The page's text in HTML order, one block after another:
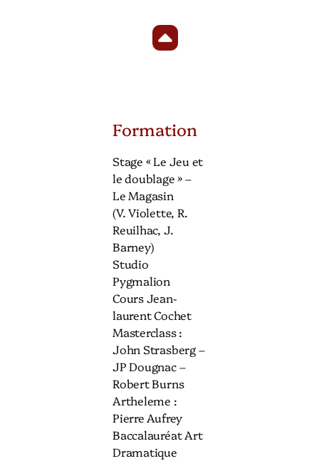
Formation
Stage « Le Jeu et
le doublage » –
Le Magasin
(V. Violette, R.
Reuilhac, J.
Barney)
Studio
Pygmalion
Cours Jean-
laurent Cochet
Masterclass :
John Strasberg –
JP Dougnac –
Robert Burns
Artheleme :
Pierre Aufrey
Baccalauréat Art
Dramatique